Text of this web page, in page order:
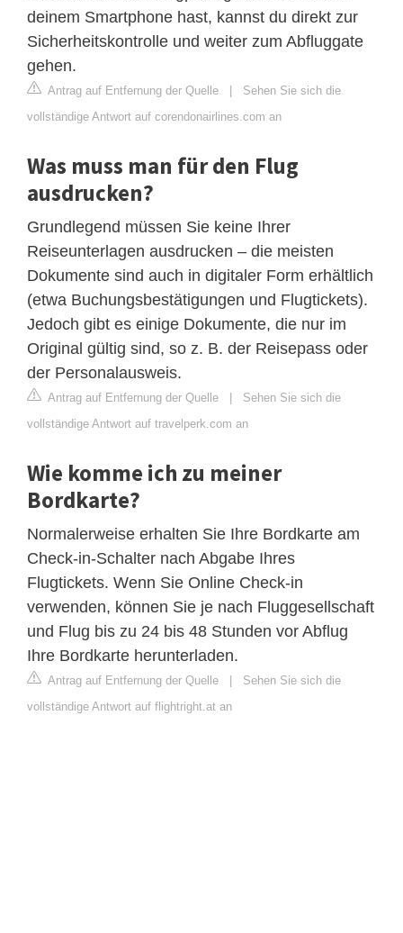
deinem Smartphone hast, kannst du direkt zur
Sicherheitskontrolle und weiter zum Abfluggate
gehen.
Antrag auf Entfernung der Quelle | Sehen Sie sich die
vollständige Antwort auf corendonairlines.com an
Was muss man für den Flug
ausdrucken?
Grundlegend müssen Sie keine Ihrer
Reiseunterlagen ausdrucken – die meisten
Dokumente sind auch in digitaler Form erhältlich
(etwa Buchungsbestätigungen und Flugtickets).
Jedoch gibt es einige Dokumente, die nur im
Original gültig sind, so z. B. der Reisepass oder
der Personalausweis.
Antrag auf Entfernung der Quelle | Sehen Sie sich die
vollständige Antwort auf travelperk.com an
Wie komme ich zu meiner
Bordkarte?
Normalerweise erhalten Sie Ihre Bordkarte am
Check-in-Schalter nach Abgabe Ihres
Flugtickets. Wenn Sie Online Check-in
verwenden, können Sie je nach Fluggesellschaft
und Flug bis zu 24 bis 48 Stunden vor Abflug
Ihre Bordkarte herunterladen.
Antrag auf Entfernung der Quelle | Sehen Sie sich die
vollständige Antwort auf flightright.at an